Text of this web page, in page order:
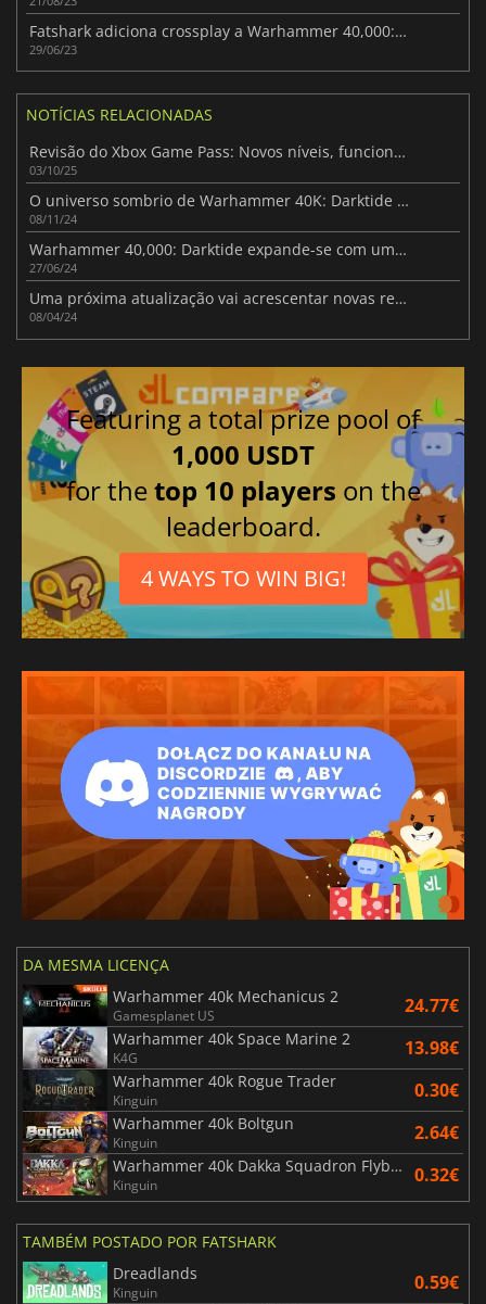
Fatshark adiciona crossplay a Warhammer 40,000: Darktide
29/06/23
NOTÍCIAS RELACIONADAS
Revisão do Xbox Game Pass: Novos níveis, funcionalidades alargadas e reacções da comunidade
03/10/25
O universo sombrio de Warhammer 40K: Darktide vai chegar à PS5 no próximo mês
08/11/24
Warhammer 40,000: Darktide expande-se com um novo DLC gratuito
27/06/24
Uma próxima atualização vai acrescentar novas recompensas a Darktide
08/04/24
Featuring a total prize pool of
1,000 USDT
for thetop 10 players on the
leaderboard.
4 WAYS TO WIN BIG!
DA MESMA LICENÇA
Warhammer 40k Mechanicus 2
Gamesplanet US 24.77€
Warhammer 40k Space Marine 2
K4G 13.98€
Warhammer 40k Rogue Trader
Kinguin 0.30€
Warhammer 40k Boltgun
Kinguin 2.64€
Warhammer 40k Dakka Squadron Flyboyz Edition
Kinguin 0.32€
TAMBÉM POSTADO POR FATSHARK
Dreadlands
Kinguin 0.59€